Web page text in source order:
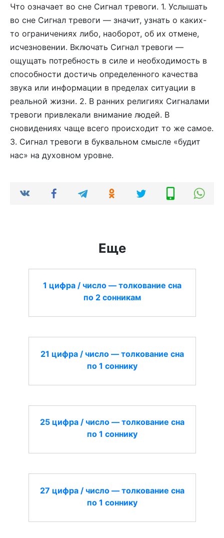
Что означает во сне Сигнал тревоги. 1. Услышать
во сне Сигнал тревоги — значит, узнать о каких-
то ограничениях либо, наоборот, об их отмене,
исчезновении. Включать Сигнал тревоги —
ощущать потребность в силе и необходимость в
способности достичь определенного качества
звука или информации в пределах ситуации в
реальной жизни. 2. В ранних религиях Сигналами
тревоги привлекали внимание людей. В
сновидениях чаще всего происходит то же самое.
3. Сигнал тревоги в буквальном смысле «будит
нас» на духовном уровне.
Еще
1 цифра / число — толкование сна
по 2 сонникам
21 цифра / число — толкование сна
по 1 соннику
25 цифра / число — толкование сна
по 1 соннику
27 цифра / число — толкование сна
по 1 соннику